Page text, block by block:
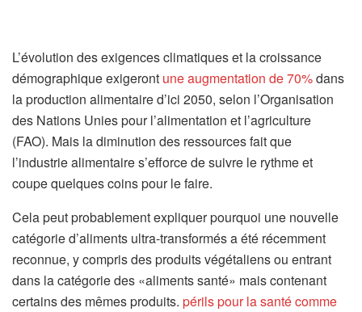
L’évolution des exigences climatiques et la croissance
démographique exigeront une augmentation de 70%dans
la production alimentaire d’ici 2050, selon l’Organisation
des Nations Unies pour l’alimentation et l’agriculture
(FAO). Mais la diminution des ressources fait que
l’industrie alimentaire s’efforce de suivre le rythme et
coupe quelques coins pour le faire.
Cela peut probablement expliquer pourquoi une nouvelle
catégorie d’aliments ultra-transformés a été récemment
reconnue, y compris des produits végétaliens ou entrant
dans la catégorie des «aliments santé» mais contenant
certains des mêmes produits. périls pour la santé comme